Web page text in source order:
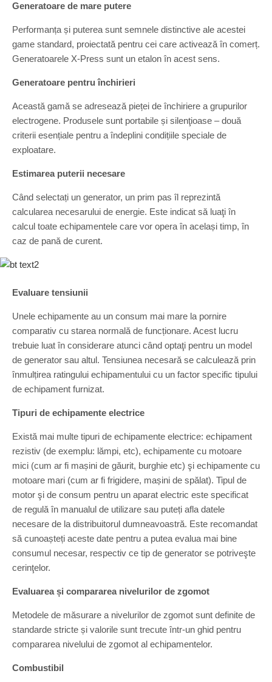
Generatoare de mare putere
Performanța și puterea sunt semnele distinctive ale acestei
game standard, proiectată pentru cei care activează în comerț.
Generatoarele X-Press sunt un etalon în acest sens.
Generatoare pentru închirieri
Această gamă se adresează pieței de închiriere a grupurilor
electrogene. Produsele sunt portabile și silenţioase – două
criterii esențiale pentru a îndeplini condițiile speciale de
exploatare.
Estimarea puterii necesare
Când selectați un generator, un prim pas îl reprezintă
calcularea necesarului de energie. Este indicat să luaţi în
calcul toate echipamentele care vor opera în același timp, în
caz de pană de curent.
Evaluare tensiunii
Unele echipamente au un consum mai mare la pornire
comparativ cu starea normală de funcționare. Acest lucru
trebuie luat în considerare atunci când optaţi pentru un model
de generator sau altul. Tensiunea necesară se calculează prin
înmulțirea ratingului echipamentului cu un factor specific tipului
de echipament furnizat.
Tipuri de echipamente electrice
Există mai multe tipuri de echipamente electrice: echipament
rezistiv (de exemplu: lămpi, etc), echipamente cu motoare
mici (cum ar fi mașini de găurit, burghie etc) şi echipamente cu
motoare mari (cum ar fi frigidere, mașini de spălat). Tipul de
motor şi de consum pentru un aparat electric este specificat
de regulă în manualul de utilizare sau puteți afla datele
necesare de la distribuitorul dumneavoastră. Este recomandat
să cunoașteți aceste date pentru a putea evalua mai bine
consumul necesar, respectiv ce tip de generator se potriveşte
cerinţelor.
Evaluarea și compararea nivelurilor de zgomot
Metodele de măsurare a nivelurilor de zgomot sunt definite de
standarde stricte și valorile sunt trecute într-un ghid pentru
compararea nivelului de zgomot al echipamentelor.
Combustibil